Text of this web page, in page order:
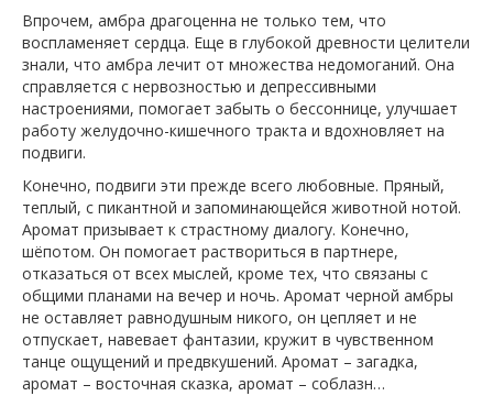
Впрочем, амбра драгоценна не только тем, что
воспламеняет сердца. Еще в глубокой древности целители
знали, что амбра лечит от множества недомоганий. Она
справляется с нервозностью и депрессивными
настроениями, помогает забыть о бессоннице, улучшает
работу желудочно-кишечного тракта и вдохновляет на
подвиги.
Конечно, подвиги эти прежде всего любовные. Пряный,
теплый, с пикантной и запоминающейся животной нотой.
Аромат призывает к страстному диалогу. Конечно,
шёпотом. Он помогает раствориться в партнере,
отказаться от всех мыслей, кроме тех, что связаны с
общими планами на вечер и ночь. Аромат черной амбры
не оставляет равнодушным никого, он цепляет и не
отпускает, навевает фантазии, кружит в чувственном
танце ощущений и предвкушений. Аромат – загадка,
аромат – восточная сказка, аромат – соблазн…